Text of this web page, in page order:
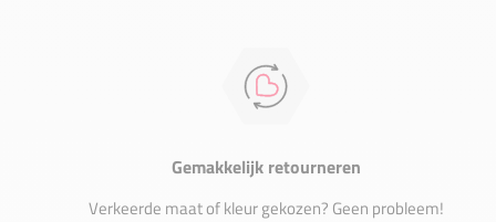
Gemakkelijk retourneren
Verkeerde maat of kleur gekozen? Geen probleem!